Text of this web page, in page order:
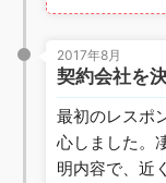
2017年8月
契約会社を
最初のレスポ
心しました。
明内容で、近